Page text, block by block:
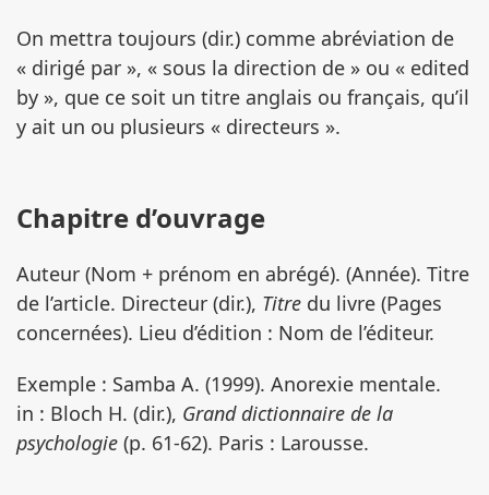
On mettra toujours (dir.) comme abréviation de
« dirigé par », « sous la direction de » ou « edited
by », que ce soit un titre anglais ou français, qu’il
y ait un ou plusieurs « directeurs ».
Chapitre d’ouvrage
Auteur (Nom + prénom en abrégé). (Année). Titre
de l’article. Directeur (dir.), Titre du livre (Pages
concernées). Lieu d’édition : Nom de l’éditeur.
Exemple : Samba A. (1999). Anorexie mentale.
in : Bloch H. (dir.), Grand dictionnaire de la
psychologie (p. 61-62). Paris : Larousse.